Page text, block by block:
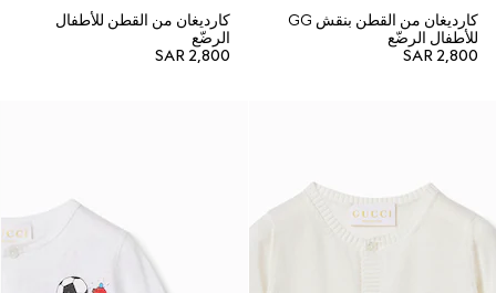
كارديغان من القطن بنقش GG
للأطفال الرضّع
SAR 2,800
كارديغان من القطن للأطفال
الرضّع
SAR 2,800